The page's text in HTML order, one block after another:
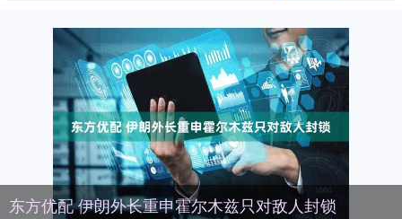
东方优配 伊朗外长重申霍尔木兹只对敌人封锁